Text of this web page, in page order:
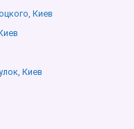
Киев
Киев